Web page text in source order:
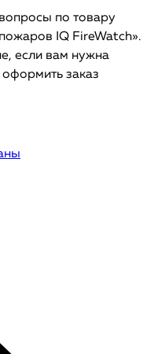
вопросы по товару
IQ FireWatch».
если вам нужна
оформить заказ